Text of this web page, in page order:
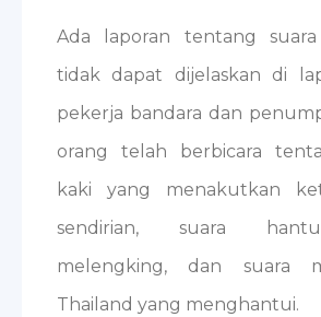
Ada laporan tentang
tidak dapat dijelaskan di
pekerja bandara dan
orang telah berbicara
kaki yang menakutkan
sendirian, suara
melengking, dan suara
Thailand yang menghantui.